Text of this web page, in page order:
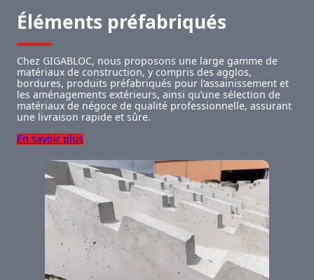
Éléments préfabriqués
Chez GIGABLOC, nous proposons une large gamme de
matériaux de construction, y compris des agglos,
bordures, produits préfabriqués pour l’assainissement et
les aménagements extérieurs, ainsi qu’une sélection de
matériaux de négoce de qualité professionnelle, assurant
une livraison rapide et sûre.
En savoir plus